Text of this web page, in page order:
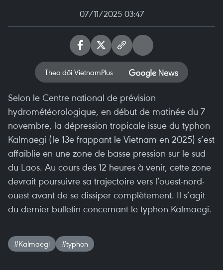
07/11/2025 03:47
Theo dõi VietnamPlus
Selon le Centre national de prévision
hydrométéorologique, en début de matinée du 7
novembre, la dépression tropicale issue du typhon
Kalmaegi (le 13e frappant le Vietnam en 2025) s’est
affaiblie en une zone de basse pression sur le sud
du Laos. Au cours des 12 heures à venir, cette zone
devrait poursuivre sa trajectoire vers l’ouest-nord-
ouest avant de se dissiper complètement. Il s’agit
du dernier bulletin concernant le typhon Kalmaegi.
#Kalmaegi #typhon